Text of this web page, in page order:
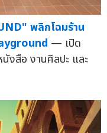
พลิกโฉมร้าน
— เปิด
งสือ งานศิลปะ และ